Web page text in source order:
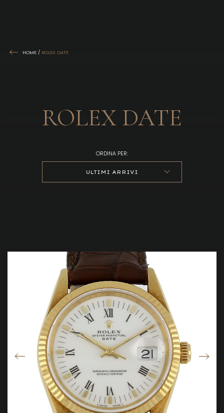
HOME / ROLEX DATE
ROLEX DATE
ORDINA PER:
ULTIMI ARRIVI